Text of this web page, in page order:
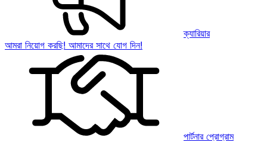
ক্যারিয়ার
আমরা নিয়োগ করছি! আমাদের সাথে যোগ দিন!
পার্টনার প্রোগ্রাম